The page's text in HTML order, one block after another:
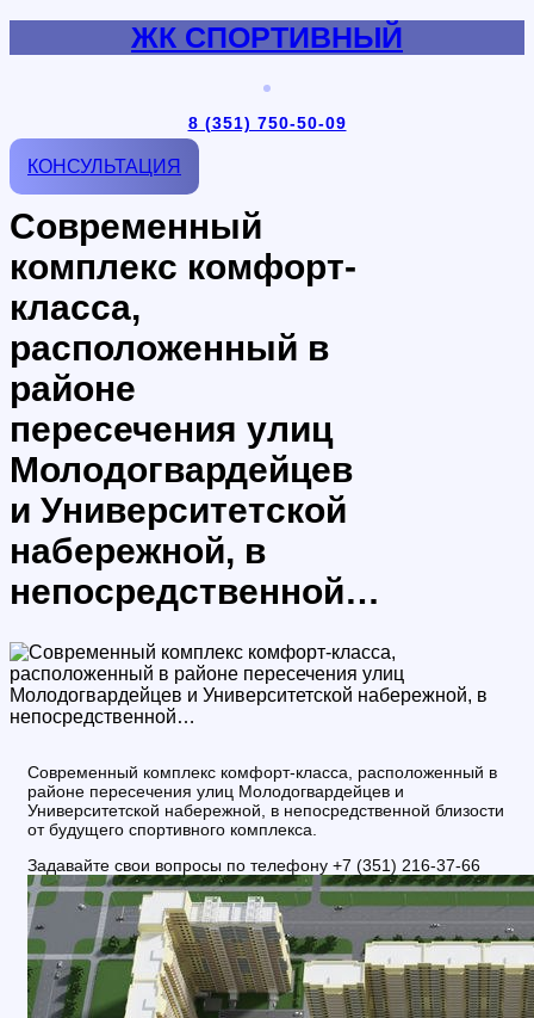
ЖК СПОРТИВНЫЙ
8 (351) 750-50-09
КОНСУЛЬТАЦИЯ
Современный
комплекс комфорт-
класса,
расположенный в
районе
пересечения улиц
Молодогвардейцев
и Университетской
набережной, в
непосредственной…
Современный комплекс комфорт-класса, расположенный в
районе пересечения улиц Молодогвардейцев и
Университетской набережной, в непосредственной близости
от будущего спортивного комплекса.
Задавайте свои вопросы по телефону +7 (351) 216-37-66